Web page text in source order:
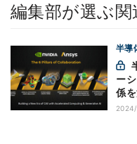
編集部が選ぶ関
半導
ー
係